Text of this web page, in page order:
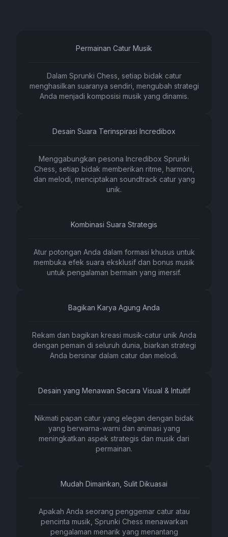
Permainan Catur Musik
Dalam Sprunki Chess, setiap bidak catur
menghasilkan suaranya sendiri, mengubah strategi
Anda menjadi komposisi musik yang dinamis.
Desain Suara Terinspirasi Incredibox
Menggabungkan pesona Incredibox Sprunki
Chess, setiap bidak memberikan ritme, harmoni,
dan melodi, menciptakan soundtrack catur yang
unik.
Kombinasi Suara Strategis
Atur potongan Anda dalam formasi khusus untuk
membuka efek suara eksklusif dan bonus musik
untuk pengalaman bermain yang imersif.
Bagikan Karya Agung Anda
Rekam dan bagikan kreasi musik-catur unik Anda
dengan pemain di seluruh dunia, biarkan strategi
Anda bersinar dalam catur dan melodi.
Desain yang Menawan Secara Visual & Intuitif
Nikmati papan catur yang elegan dengan bidak
yang berwarna-warni dan animasi yang
meningkatkan aspek strategis dan musik dari
permainan.
Mudah Dimainkan, Sulit Dikuasai
Apakah Anda seorang penggemar catur atau
pencinta musik, Sprunki Chess menawarkan
pengalaman menarik yang menantang